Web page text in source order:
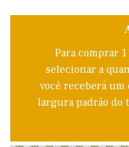
Para comprar
selecionar a
você receberá
largura padrão do